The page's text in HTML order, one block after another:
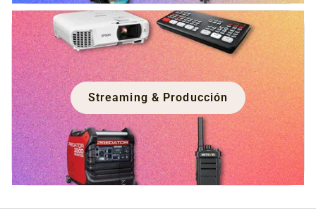
Streaming & Producción